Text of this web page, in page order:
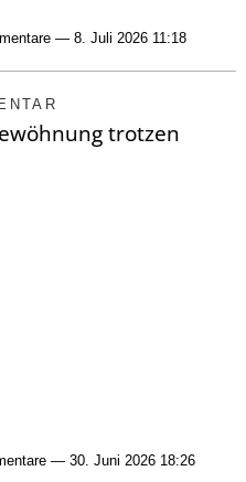
— 8. Juli 2026 11:18
trotzen
— 30. Juni 2026 18:26